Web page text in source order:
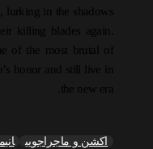
lurking in the shadows
killing blades again.
of the most brutal of
honor and still live in
the new era.
اکشن و ماجراجویی